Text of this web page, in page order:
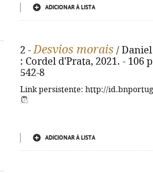
ADICIONAR À LISTA
2 -Desvios morais /
: Cordel d'Prata, 2021. - 106
542-8
Link persistente: http://
ADICIONAR À LISTA